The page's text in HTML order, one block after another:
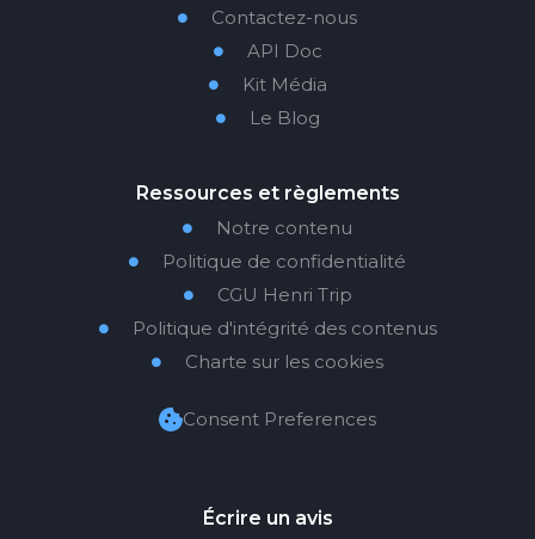
 Contactez-nous
 API Doc
 Kit Média
 Le Blog
Ressources et règlements
 Notre contenu
 Politique de confidentialité
 CGU Henri Trip
 Politique d'intégrité des contenus
 Charte sur les cookies
Consent Preferences
Écrire un avis